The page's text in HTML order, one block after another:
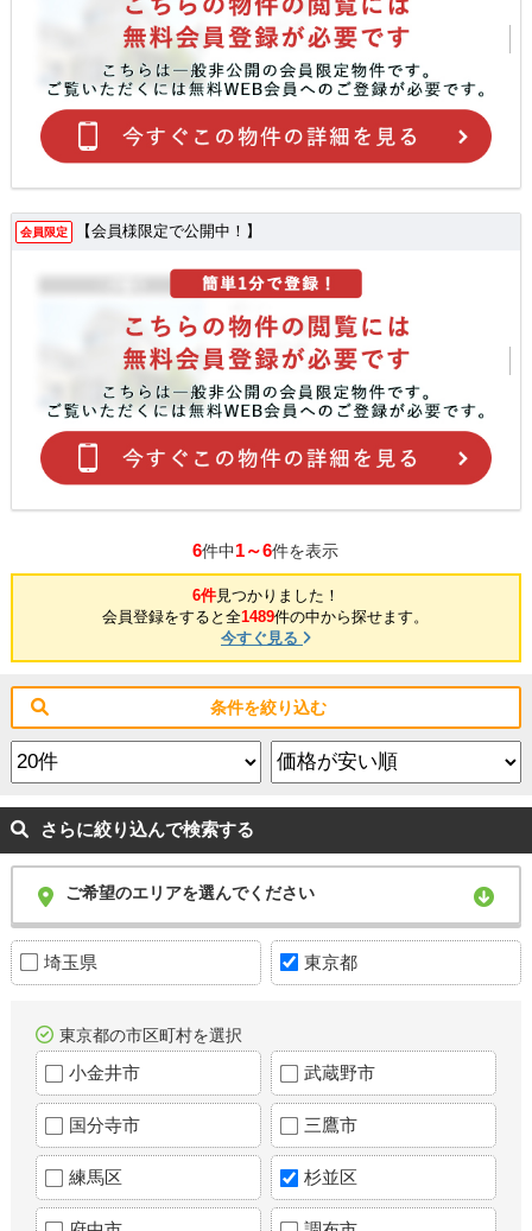
会員限定 【会員様限定で公開中！】
6件中1～6件を表示
6件見つかりました！
会員登録をすると全1489件の中から探せます。
今すぐ見る
条件を絞り込む
さらに絞り込んで検索する
ご希望のエリアを選んでください
埼玉県 東京都
東京都の市区町村を選択
小金井市 武蔵野市
国分寺市 三鷹市
練馬区 杉並区